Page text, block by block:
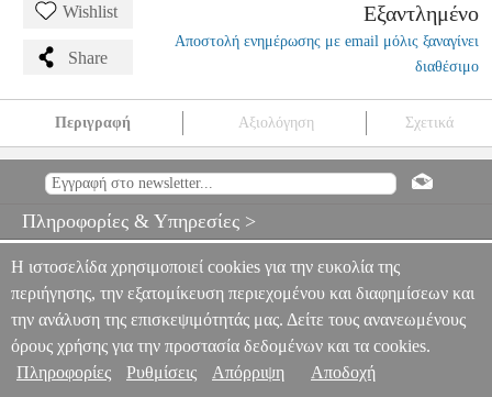
Wishlist
Share
Εξαντλημένο
Αποστολή ενημέρωσης με email μόλις ξαναγίνει
διαθέσιμο
Περιγραφή Αξιολόγηση Σχετικά
MSC.607401 MSC.607401
ΦΙΛΙΠΠΟΣ
ΣΥΓΧΡΟΝΗ ΜΟΥΣΙΚΗ ΣΚΕΨΗ 2
0
Πληροφορίες & Υπηρεσίες >
Η ιστοσελίδα χρησιμοποιεί cookies για την ευκολία της
περιήγησης, την εξατομίκευση περιεχομένου και διαφημίσεων και
την ανάλυση της επισκεψιμότητάς μας. Δείτε τους ανανεωμένους
όρους χρήσης για την προστασία δεδομένων και τα cookies.
Πληροφορίες
Ρυθμίσεις Απόρριψη Αποδοχή